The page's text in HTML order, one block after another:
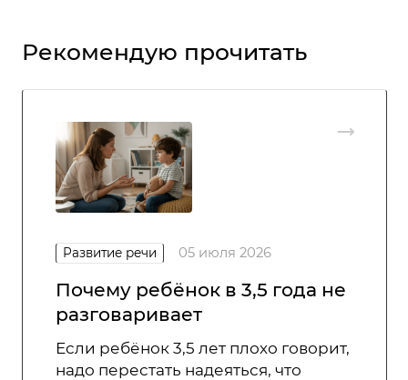
Рекомендую прочитать
Развитие речи 05 июля 2026
Почему ребёнок в 3,5 года не
разговаривает
Если ребёнок 3,5 лет плохо говорит,
надо перестать надеяться, что